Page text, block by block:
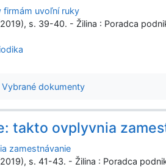
firmám uvoľní ruky
s. 39-40. - Žilina : Poradca
Vybrané dokumenty
takto ovplyvnia
zamestnávanie
s. 41-43. - Žilina : Poradca